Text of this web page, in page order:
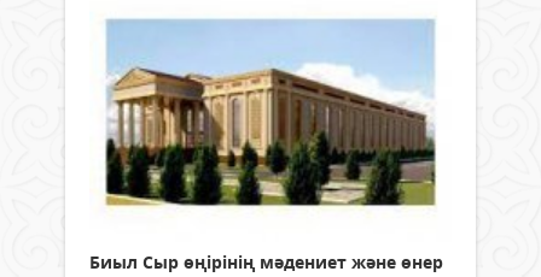
Биыл Сыр өңірінің мәдениет және өнер